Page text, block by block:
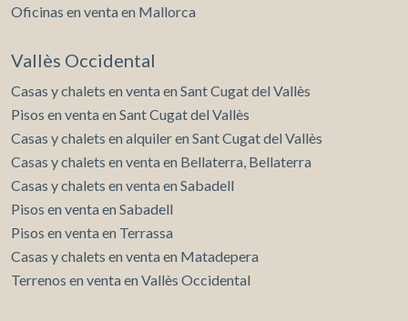
Oficinas en venta en Mallorca
Vallès Occidental
Casas y chalets en venta en Sant Cugat del Vallès
Pisos en venta en Sant Cugat del Vallès
Casas y chalets en alquiler en Sant Cugat del Vallès
Casas y chalets en venta en Bellaterra, Bellaterra
Casas y chalets en venta en Sabadell
Pisos en venta en Sabadell
Pisos en venta en Terrassa
Casas y chalets en venta en Matadepera
Terrenos en venta en Vallès Occidental